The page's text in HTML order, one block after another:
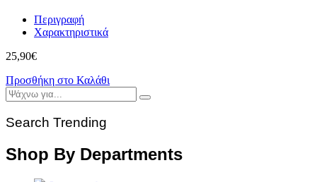
Περιγραφή
Χαρακτηριστικά
25,90€
Προσθήκη στο Καλάθι
Search Trending
Shop By Departments